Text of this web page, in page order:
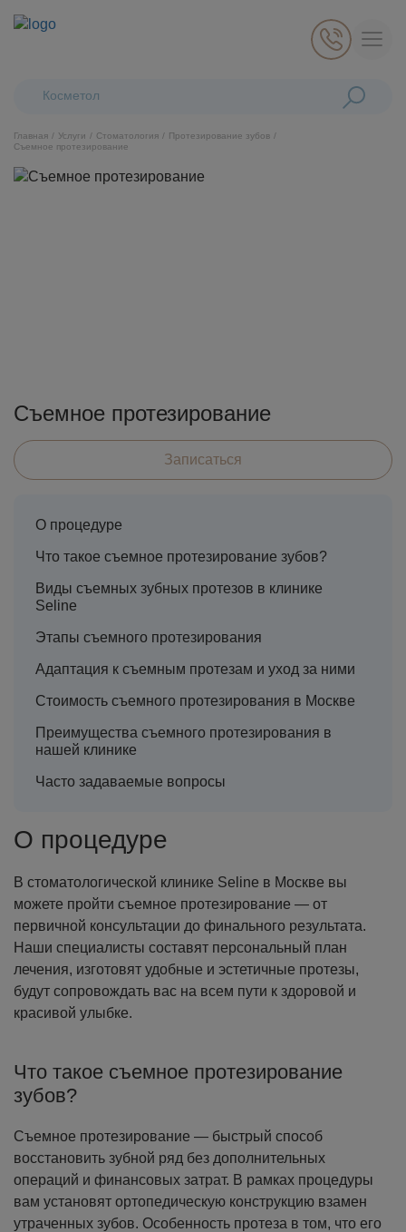
Поиск:Косметологические
Главная Услуги Стоматология
Протезирование зубов
Съемное протезирование
Съемное протезирование
Записаться
О процедуре
Что такое съемное протезирование зубов?
Виды съемных зубных протезов в клинике
Seline
Этапы съемного протезирования
Адаптация к съемным протезам и уход за ними
Стоимость съемного протезирования в Москве
Преимущества съемного протезирования в
нашей клинике
Часто задаваемые вопросы
О процедуре
В стоматологической клинике Seline в Москве вы
можете пройти съемное протезирование — от
первичной консультации до финального результата.
Наши специалисты составят персональный план
лечения, изготовят удобные и эстетичные протезы,
будут сопровождать вас на всем пути к здоровой и
красивой улыбке.
Что такое съемное протезирование
зубов?
Съемное протезирование — быстрый способ
восстановить зубной ряд без дополнительных
операций и финансовых затрат. В рамках процедуры
вам установят ортопедическую конструкцию взамен
утраченных зубов. Особенность протеза в том, что его